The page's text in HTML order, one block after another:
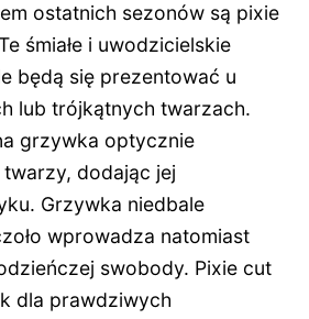
ostatnich sezonów są pixie
śmiałe i uwodzicielskie
będą się prezentować u
lub trójkątnych twarzach.
grzywka optycznie
dodając jej
Grzywka niedbale
wprowadza natomiast
swobody. Pixie cut
dla prawdziwych